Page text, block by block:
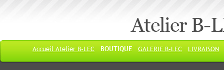
Atelier B-
Accueil Atelier B-LEC BOUTIQUE GALERIE B-LEC LIVRAISON